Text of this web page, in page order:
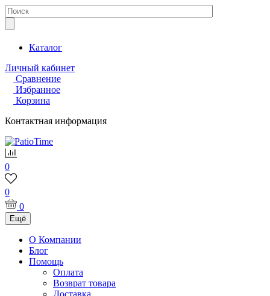
Каталог
Личный кабинет
Сравнение
Избранное
Корзина
Контактная информация
0
0
0
Ещё
О Компании
Блог
Помощь
Оплата
Возврат товара
Доставка